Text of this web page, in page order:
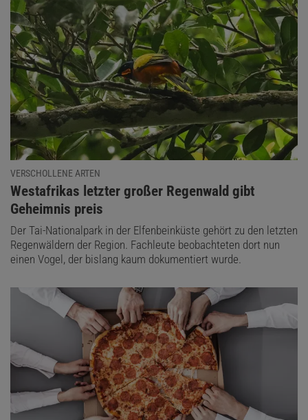
VERSCHOLLENE ARTEN
:
Westafrikas letzter großer Regenwald gibt
Geheimnis preis
Der Tai-Nationalpark in der Elfenbeinküste gehört zu den letzten
Regenwäldern der Region. Fachleute beobachteten dort nun
einen Vogel, der bislang kaum dokumentiert wurde.